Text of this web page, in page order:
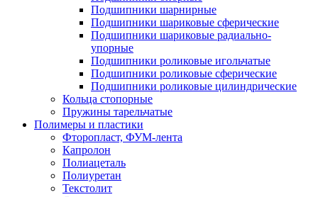
Подшипники шарнирные
Подшипники шариковые сферические
Подшипники шариковые радиально-
упорные
Подшипники роликовые игольчатые
Подшипники роликовые сферические
Подшипники роликовые цилиндрические
Кольца стопорные
Пружины тарельчатые
Полимеры и пластики
Фторопласт, ФУМ-лента
Капролон
Полиацеталь
Полиуретан
Текстолит